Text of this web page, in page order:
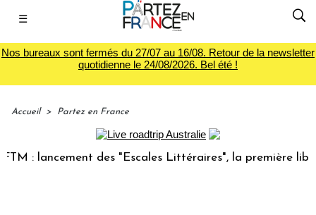
☰
Nos bureaux sont fermés du 27/07 au 16/08. Retour de la newsletter
quotidienne le 24/08/2026. Bel été !
Accueil > Partez en France
: lancement des "Escales Littéraires", la première librairie